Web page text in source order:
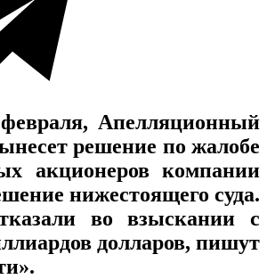
Апелляционный
решение по жалобе
акционеров компании
нижестоящего суда.
во взыскании с
долларов, пишут